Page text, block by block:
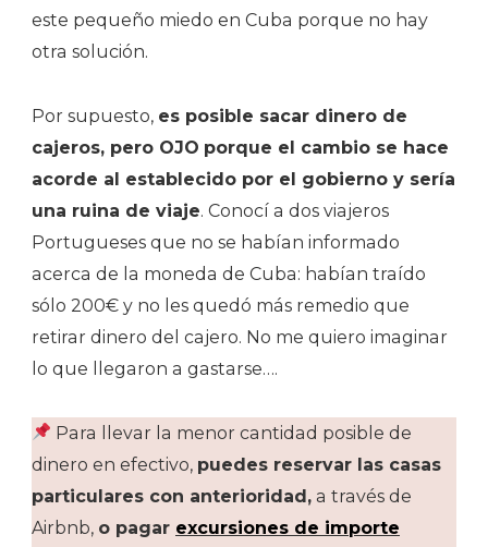
este pequeño miedo en Cuba porque no hay
otra solución.
Por supuesto, es posible sacar dinero de
cajeros, pero OJO porque el cambio se hace
acorde al establecido por el gobierno y sería
una ruina de viaje. Conocí a dos viajeros
Portugueses que no se habían informado
acerca de la moneda de Cuba: habían traído
sólo 200€ y no les quedó más remedio que
retirar dinero del cajero. No me quiero imaginar
lo que llegaron a gastarse….
Para llevar la menor cantidad posible de
dinero en efectivo, puedes reservar las casas
particulares con anterioridad, a través de
Airbnb, o pagar excursiones de importe